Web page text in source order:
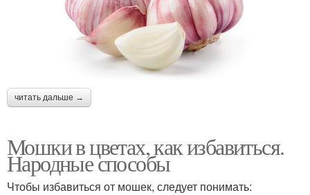
читать дальше →
Мошки в цветах, как избавиться.
Народные способы
Чтобы избавиться от мошек, следует понимать: